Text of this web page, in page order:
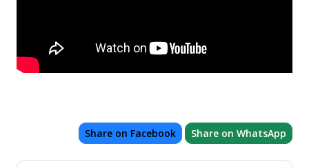
Share on Facebook Share on WhatsApp